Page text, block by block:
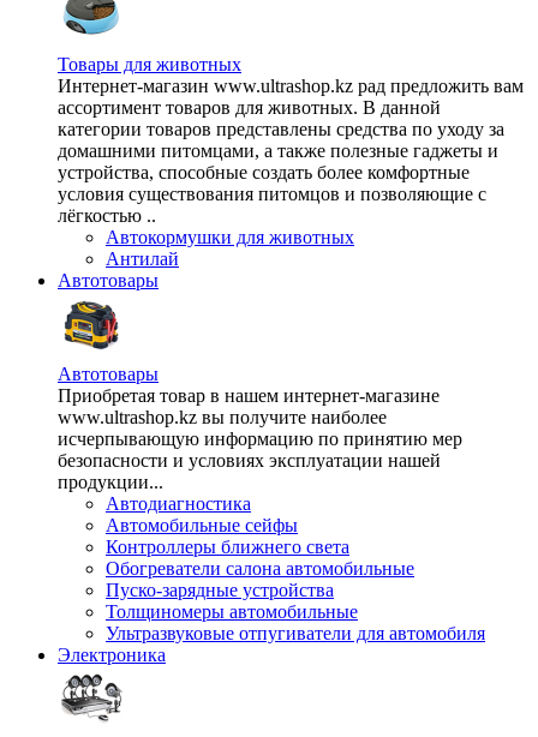
Товары для животных
Интернет-магазин www.ultrashop.kz рад предложить вам
ассортимент товаров для животных. В данной
категории товаров представлены средства по уходу за
домашними питомцами, а также полезные гаджеты и
устройства, способные создать более комфортные
условия существования питомцов и позволяющие с
лёгкостью ..
Автокормушки для животных
Антилай
Автотовары
Автотовары
Приобретая товар в нашем интернет-магазине
www.ultrashop.kz вы получите наиболее
исчерпывающую информацию по принятию мер
безопасности и условиях эксплуатации нашей
продукции...
Автодиагностика
Автомобильные сейфы
Контроллеры ближнего света
Обогреватели салона автомобильные
Пуско-зарядные устройства
Толщиномеры автомобильные
Ультразвуковые отпугиватели для автомобиля
Электроника